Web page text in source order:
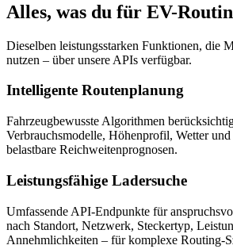
Alles, was du für EV-
Dieselben leistungsstarken Funktionen, die
nutzen – über unsere APIs verfügbar.
Intelligente Routenplanung
Fahrzeugbewusste Algorithmen
Verbrauchsmodelle, Höhenprofil, Wetter
belastbare Reichweitenprognosen.
Leistungsfähige Ladersuche
Umfassende API-Endpunkte für
nach Standort, Netzwerk, Steckertyp,
Annehmlichkeiten – für komplexe Routing-